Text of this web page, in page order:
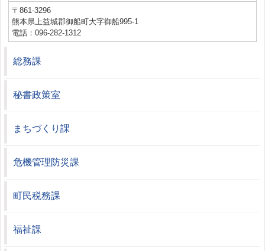
〒861-3296
熊本県上益城郡御船町大字御船995-1
電話：096-282-1312
総務課
秘書政策室
まちづくり課
危機管理防災課
町民税務課
福祉課